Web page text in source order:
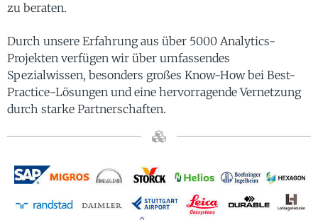
zu beraten.
Durch unsere Erfahrung aus über 5000 Analytics-
Projekten verfügen wir über umfassendes
Spezialwissen, besonders großes Know-How bei Best-
Practice-Lösungen und eine hervorragende Vernetzung
durch starke Partnerschaften.